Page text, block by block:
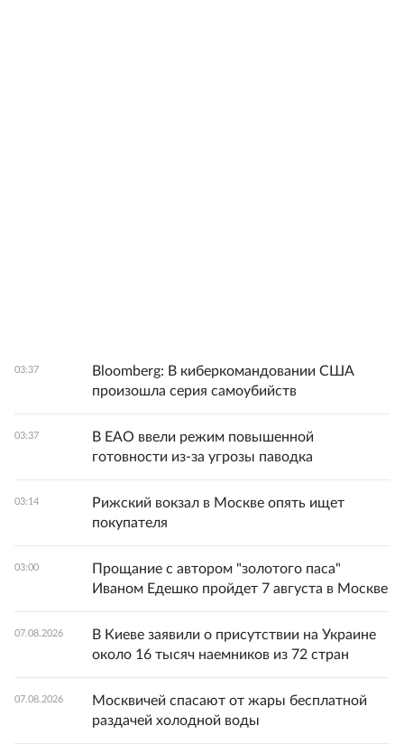
03:37
Bloomberg: В киберкомандовании США
произошла серия самоубийств
03:37
В ЕАО ввели режим повышенной
готовности из-за угрозы паводка
03:14
Рижский вокзал в Москве опять ищет
покупателя
03:00
Прощание с автором "золотого паса"
Иваном Едешко пройдет 7 августа в Москве
07.08.2026
В Киеве заявили о присутствии на Украине
около 16 тысяч наемников из 72 стран
07.08.2026
Москвичей спасают от жары бесплатной
раздачей холодной воды